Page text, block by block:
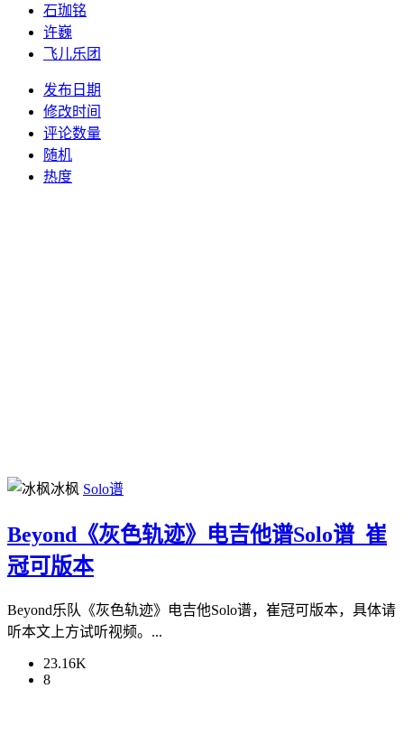
石珈铭
许巍
飞儿乐团
发布日期
修改时间
评论数量
随机
热度
冰枫 Solo谱
Beyond《灰色轨迹》电吉他谱Solo谱_崔
冠可版本
Beyond乐队《灰色轨迹》电吉他Solo谱，崔冠可版本，具体请
听本文上方试听视频。...
23.16K
8